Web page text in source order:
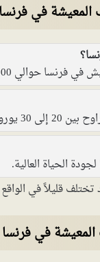
المعيشة في
حوالي 2,000 يورو للفرد.
30 يورو.
الحياة العالية.
تختلف قليلاً في
في فرنسا